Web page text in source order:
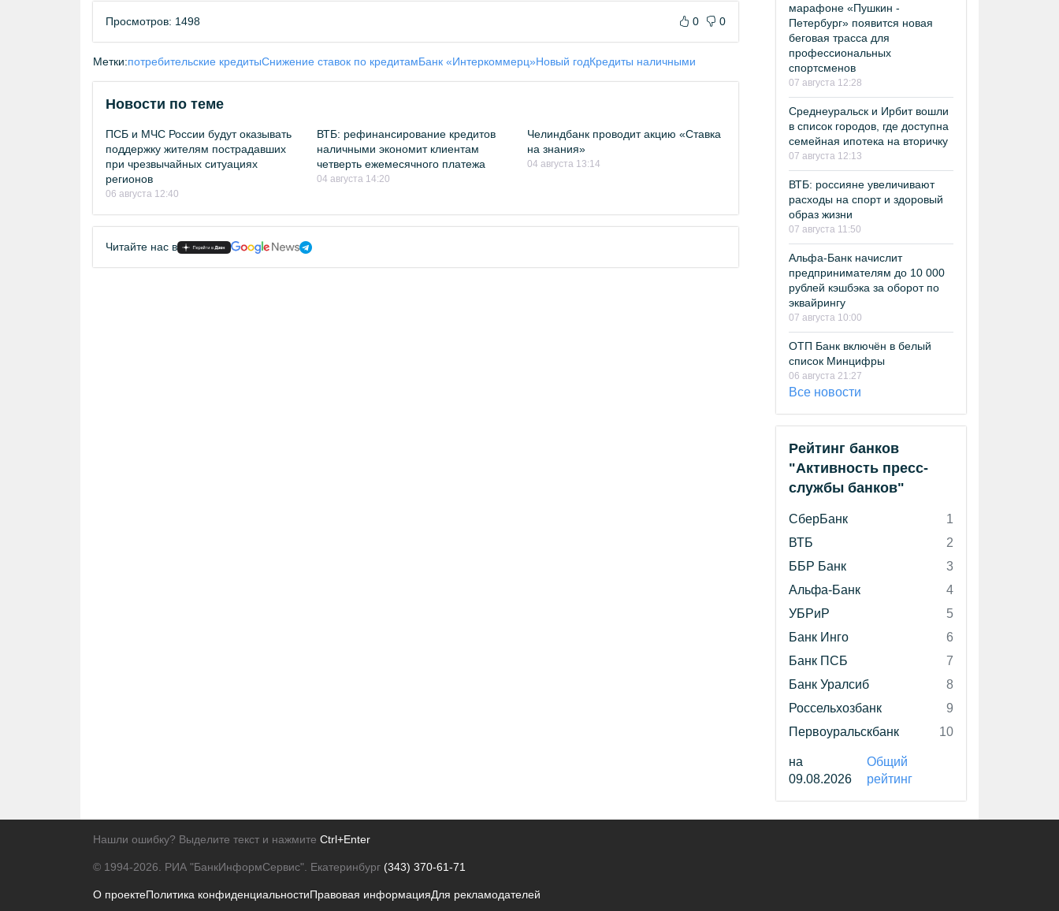
Просмотров: 1498 0 0
Метки:потребительские кредитыСнижение ставок по кредитамБанк «Интеркоммерц»Новый годКредиты наличными
Новости по теме
ПСБ и МЧС России будут оказывать
поддержку жителям пострадавших
при чрезвычайных ситуациях
регионов
06 августа 12:40
ВТБ: рефинансирование кредитов
наличными экономит клиентам
четверть ежемесячного платежа
04 августа 14:20
Челиндбанк проводит акцию «Ставка
на знания»
04 августа 13:14
Читайте нас в
марафоне «Пушкин -
Петербург» появится новая
беговая трасса для
профессиональных
спортсменов
07 августа 12:28
Среднеуральск и Ирбит вошли
в список городов, где доступна
семейная ипотека на вторичку
07 августа 12:13
ВТБ: россияне увеличивают
расходы на спорт и здоровый
образ жизни
07 августа 11:50
Альфа-Банк начислит
предпринимателям до 10 000
рублей кэшбэка за оборот по
эквайрингу
07 августа 10:00
ОТП Банк включён в белый
список Минцифры
06 августа 21:27
Все новости
Рейтинг банков
"Активность пресс-
службы банков"
СберБанк
1
ВТБ
2
ББР Банк
3
Альфа-Банк
4
УБРиР
5
Банк Инго
6
Банк ПСБ
7
Банк Уралсиб
8
Россельхозбанк
9
Первоуральскбанк
10
на
09.08.2026
Общий
рейтинг
Нашли ошибку? Выделите текст и нажмите Ctrl+Enter
© 1994-2026. РИА "БанкИнформСервис". Екатеринбург (343) 370-61-71
О проектеПолитика конфиденциальностиПравовая информацияДля рекламодателей